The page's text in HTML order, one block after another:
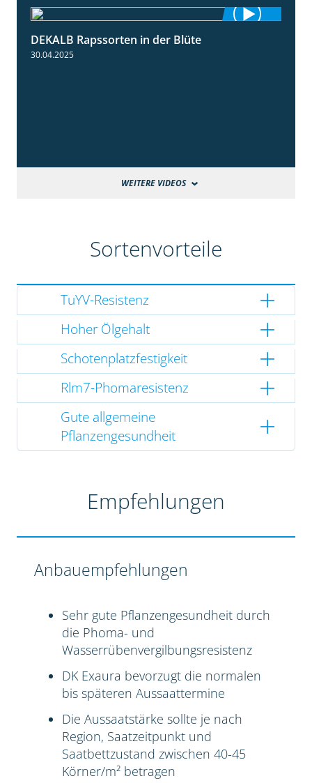
DEKALB Rapssorten in der Blüte
30.04.2025
WEITERE VIDEOS
Sortenvorteile
TuYV-Resistenz
Hoher Ölgehalt
Schotenplatzfestigkeit
Rlm7-Phomaresistenz
Gute allgemeine
Pflanzengesundheit
Empfehlungen
Anbauempfehlungen
Sehr gute Pflanzengesundheit durch
die Phoma- und
Wasserrübenvergilbungsresistenz
DK Exaura bevorzugt die normalen
bis späteren Aussaattermine
Die Aussaatstärke sollte je nach
Region, Saatzeitpunkt und
Saatbettzustand zwischen 40-45
Körner/m² betragen